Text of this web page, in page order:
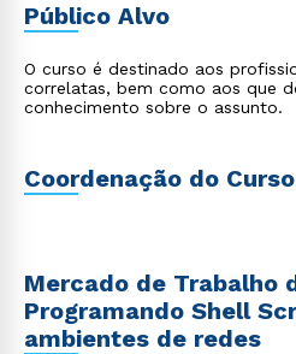
Público Alvo
O curso é destinado aos
correlatas, bem como aos que
conhecimento sobre o assunto.
Coordenação do Curso
Mercado de Trabalho
Programando Shell
ambientes de redes